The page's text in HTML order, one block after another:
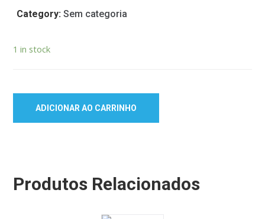
Category:Sem categoria
1 in stock
ADICIONAR AO CARRINHO
Produtos Relacionados